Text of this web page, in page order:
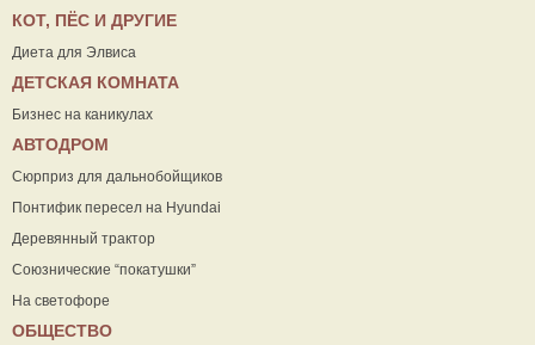
КОТ, ПЁС И ДРУГИЕ
Диета для Элвиса
ДЕТСКАЯ КОМНАТА
Бизнес на каникулах
АВТОДРОМ
Сюрприз для дальнобойщиков
Понтифик пересел на Hyundai
Деревянный трактор
Союзнические “покатушки”
На светофоре
ОБЩЕСТВО